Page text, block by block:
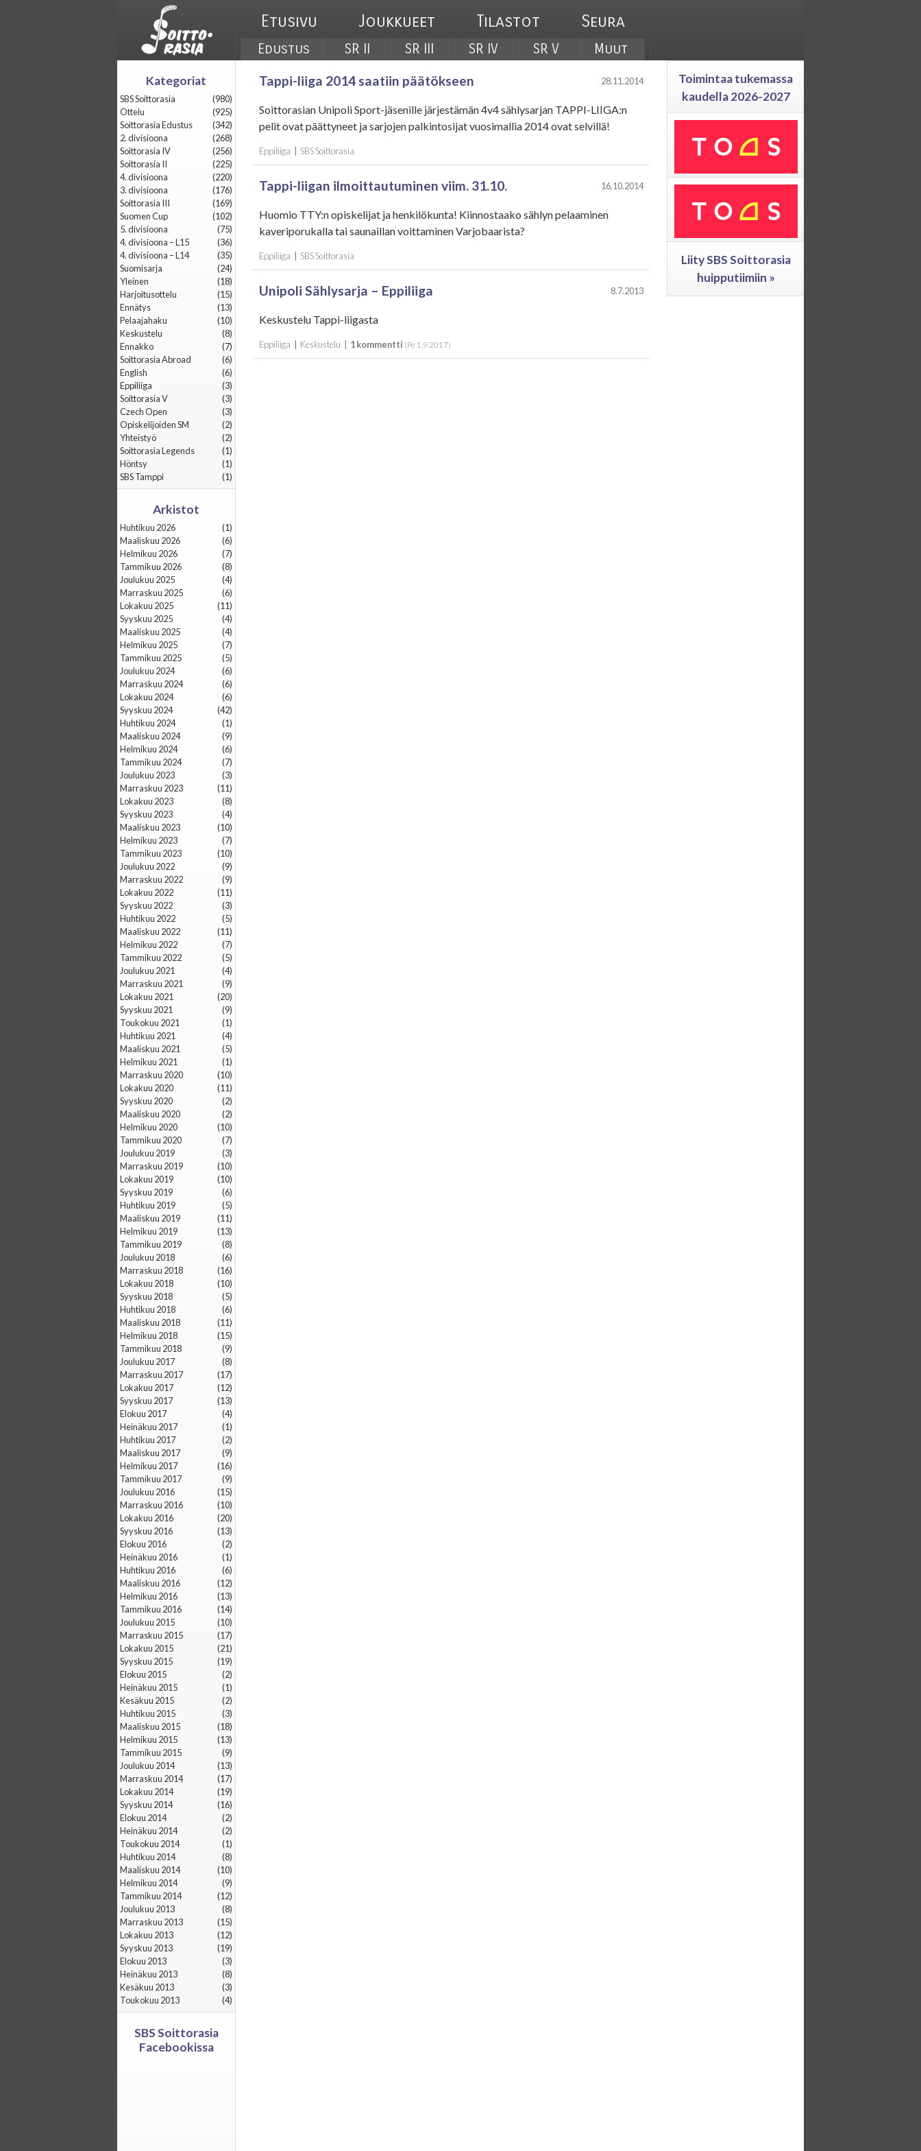
Etusivu Joukkueet Tilastot Seura
Edustus SR II SR III SR IV SR V
Muut
Tappi-liiga 2014 saatiin päätökseen
28.11.2014
Soittorasian Unipoli Sport-jäsenille järjestämän 4v4 sählysarjan TAPPI-LIIGA:n
pelit ovat päättyneet ja sarjojen palkintosijat vuosimallia 2014 ovat selvillä!
Eppiliiga SBS Soittorasia
Tappi-liigan ilmoittautuminen viim. 31.10. 16.10.2014
Huomio TTY:n opiskelijat ja henkilökunta! Kiinnostaako sählyn pelaaminen
kaveriporukalla tai saunaillan voittaminen Varjobaarista?
Eppiliiga SBS Soittorasia
Unipoli Sählysarja – Eppiliiga 8.7.2013
Keskustelu Tappi-liigasta
Eppiliiga Keskustelu 1 kommentti (Pe 1.9.2017)
Kategoriat
SBS Soittorasia
(980)
Ottelu
(925)
Soittorasia Edustus
(342)
2. divisioona
(268)
Soittorasia IV
(256)
Soittorasia II
(225)
4. divisioona
(220)
3. divisioona
(176)
Soittorasia III
(169)
Suomen Cup
(102)
5. divisioona
(75)
4. divisioona – L15
(36)
4. divisioona – L14
(35)
Suomisarja
(24)
Yleinen
(18)
Harjoitusottelu
(15)
Ennätys
(13)
Pelaajahaku
(10)
Keskustelu
(8)
Ennakko
(7)
Soittorasia Abroad
(6)
English
(6)
Eppiliiga
(3)
Soittorasia V
(3)
Czech Open
(3)
Opiskelijoiden SM
(2)
Yhteistyö
(2)
Soittorasia Legends
(1)
Höntsy
(1)
SBS Tamppi
(1)
Arkistot
huhtikuu 2026
(1)
maaliskuu 2026
(6)
helmikuu 2026
(7)
tammikuu 2026
(8)
joulukuu 2025
(4)
marraskuu 2025
(6)
lokakuu 2025
(11)
syyskuu 2025
(4)
maaliskuu 2025
(4)
helmikuu 2025
(7)
tammikuu 2025
(5)
joulukuu 2024
(6)
marraskuu 2024
(6)
lokakuu 2024
(6)
syyskuu 2024
(42)
huhtikuu 2024
(1)
maaliskuu 2024
(9)
helmikuu 2024
(6)
tammikuu 2024
(7)
joulukuu 2023
(3)
marraskuu 2023
(11)
lokakuu 2023
(8)
syyskuu 2023
(4)
maaliskuu 2023
(10)
helmikuu 2023
(7)
tammikuu 2023
(10)
joulukuu 2022
(9)
marraskuu 2022
(9)
lokakuu 2022
(11)
syyskuu 2022
(3)
huhtikuu 2022
(5)
maaliskuu 2022
(11)
helmikuu 2022
(7)
tammikuu 2022
(5)
joulukuu 2021
(4)
marraskuu 2021
(9)
lokakuu 2021
(20)
syyskuu 2021
(9)
toukokuu 2021
(1)
huhtikuu 2021
(4)
maaliskuu 2021
(5)
helmikuu 2021
(1)
marraskuu 2020
(10)
lokakuu 2020
(11)
syyskuu 2020
(2)
maaliskuu 2020
(2)
helmikuu 2020
(10)
tammikuu 2020
(7)
joulukuu 2019
(3)
marraskuu 2019
(10)
lokakuu 2019
(10)
syyskuu 2019
(6)
huhtikuu 2019
(5)
maaliskuu 2019
(11)
helmikuu 2019
(13)
tammikuu 2019
(8)
joulukuu 2018
(6)
marraskuu 2018
(16)
lokakuu 2018
(10)
syyskuu 2018
(5)
huhtikuu 2018
(6)
maaliskuu 2018
(11)
helmikuu 2018
(15)
tammikuu 2018
(9)
joulukuu 2017
(8)
marraskuu 2017
(17)
lokakuu 2017
(12)
syyskuu 2017
(13)
elokuu 2017
(4)
heinäkuu 2017
(1)
huhtikuu 2017
(2)
maaliskuu 2017
(9)
helmikuu 2017
(16)
tammikuu 2017
(9)
joulukuu 2016
(15)
marraskuu 2016
(10)
lokakuu 2016
(20)
syyskuu 2016
(13)
elokuu 2016
(2)
heinäkuu 2016
(1)
huhtikuu 2016
(6)
maaliskuu 2016
(12)
helmikuu 2016
(13)
tammikuu 2016
(14)
joulukuu 2015
(10)
marraskuu 2015
(17)
lokakuu 2015
(21)
syyskuu 2015
(19)
elokuu 2015
(2)
heinäkuu 2015
(1)
kesäkuu 2015
(2)
huhtikuu 2015
(3)
maaliskuu 2015
(18)
helmikuu 2015
(13)
tammikuu 2015
(9)
joulukuu 2014
(13)
marraskuu 2014
(17)
lokakuu 2014
(19)
syyskuu 2014
(16)
elokuu 2014
(2)
heinäkuu 2014
(2)
toukokuu 2014
(1)
huhtikuu 2014
(8)
maaliskuu 2014
(10)
helmikuu 2014
(9)
tammikuu 2014
(12)
joulukuu 2013
(8)
marraskuu 2013
(15)
lokakuu 2013
(12)
syyskuu 2013
(19)
elokuu 2013
(3)
heinäkuu 2013
(8)
kesäkuu 2013
(3)
toukokuu 2013
(4)
SBS Soittorasia
Facebookissa
Toimintaa tukemassa
kaudella 2026-2027
Liity SBS Soittorasia
huipputiimiin »